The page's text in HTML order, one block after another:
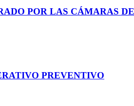
POR LAS CÁMARAS
PREVENTIVO